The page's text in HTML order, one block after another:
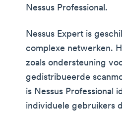
Nessus Professional.
Nessus Expert is
complexe netwerken.
zoals ondersteuning
gedistribueerde
is Nessus Professional
individuele gebruikers